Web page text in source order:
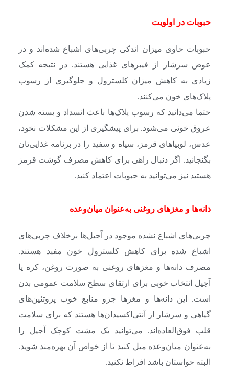
حبوبات در اولویت
حبوبات حاوی میزان اندکی چربی‌های اشباع ‌شده‌اند و در
عوض سرشار از فیبرهای غذایی هستند. در نتیجه کمک
زیادی به کاهش میزان کلسترول و جلوگیری از رسوب
پلاک‌های خون می‌کنند.
حتما می‌دانید که رسوب پلاک‌ها باعث انسداد و بسته ‌شدن
عروق خونی می‌شود. برای پیشگیری از این مشکلات نخود،
عدس، لوبیاهای قرمز، سیاه و سفید را در برنامه غذایی‌تان
بگنجانید. اگر دنبال راهی برای کاهش مصرف گوشت قرمز
هستید نیز می‌توانید به حبوبات اعتماد کنید.
دانه‌ها و مغزهای روغنی به‌عنوان میان‌وعده
چربی‌های اشباع‌ نشده موجود در آجیل‌ها برخلاف چربی‌های
اشباع‌ شده برای کاهش کلسترول خون مفید هستند.
مصرف دانه‌ها و مغزهای روغنی به ‌صورت روغن، کره یا
آجیل انتخاب خوبی برای ارتقای سطح سلامت عمومی بدن
است. این دانه‌ها و مغزها جزو منابع خوب پروتئین‌های
گیاهی و سرشار از آنتی‌اکسیدان‌ها هستند که برای سلامت
قلب فوق‌العاده‌اند. می‌توانید یک مشت کوچک آجیل را
به‌عنوان میان‌وعده میل کنید تا از خواص آن بهره‌مند شوید.
البته حواستان باشد افراط نکنید.